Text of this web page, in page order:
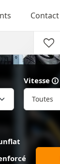
Contact
Vitesse